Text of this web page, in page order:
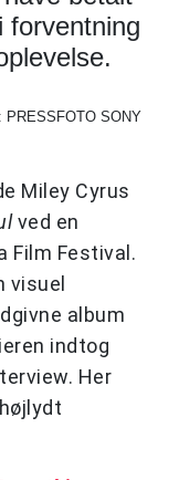
forventning
PRESSFOTO SONY
Miley Cyrus
ved en
Film Festival.
visuel
album
indtog
Her